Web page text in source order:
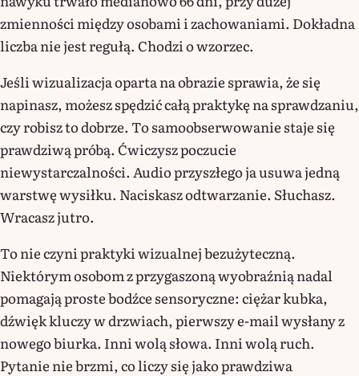
zmienności między osobami i zachowaniami. Dokładna
liczba nie jest regułą. Chodzi o wzorzec.
Jeśli wizualizacja oparta na obrazie sprawia, że się
napinasz, możesz spędzić całą praktykę na sprawdzaniu,
czy robisz to dobrze. To samoobserwowanie staje się
prawdziwą próbą. Ćwiczysz poczucie
niewystarczalności. Audio przyszłego ja usuwa jedną
warstwę wysiłku. Naciskasz odtwarzanie. Słuchasz.
Wracasz jutro.
To nie czyni praktyki wizualnej bezużyteczną.
Niektórym osobom z przygaszoną wyobraźnią nadal
pomagają proste bodźce sensoryczne: ciężar kubka,
dźwięk kluczy w drzwiach, pierwszy e-mail wysłany z
nowego biurka. Inni wolą słowa. Inni wolą ruch.
Pytanie nie brzmi, co liczy się jako prawdziwa